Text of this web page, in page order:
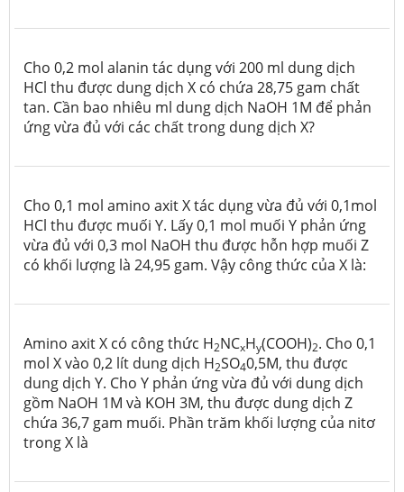
Cho 0,2 mol alanin tác dụng với 200 ml dung dịch
HCl thu được dung dịch X có chứa 28,75 gam chất
tan. Cần bao nhiêu ml dung dịch NaOH 1M để phản
ứng vừa đủ với các chất trong dung dịch X?
Cho 0,1 mol amino axit X tác dụng vừa đủ với 0,1mol
HCl thu được muối Y. Lấy 0,1 mol muối Y phản ứng
vừa đủ với 0,3 mol NaOH thu được hỗn hợp muối Z
có khối lượng là 24,95 gam. Vậy công thức của X là:
Amino axit X có công thức H2NCxHy(COOH)2. Cho 0,1
mol X vào 0,2 lít dung dịch H2SO40,5M, thu được
dung dịch Y. Cho Y phản ứng vừa đủ với dung dịch
gồm NaOH 1M và KOH 3M, thu được dung dịch Z
chứa 36,7 gam muối. Phần trăm khối lượng của nitơ
trong X là